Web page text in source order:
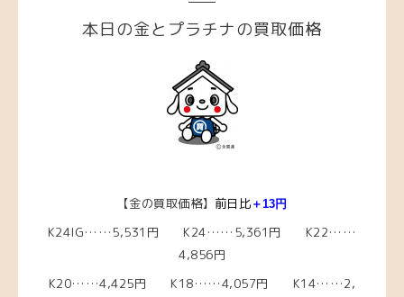
本日の金とプラチナの買取価格
【金の買取価格】 前日比 ＋13円
K24IG……5,531円 K24……5,361円 K22……
4,856円
K20……4,425円 K18……4,057円 K14……2,